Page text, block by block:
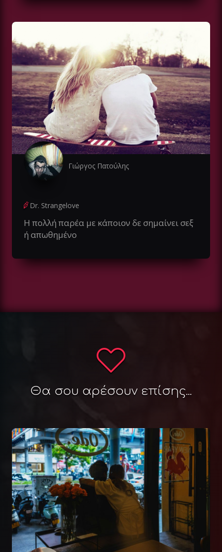
Γιώργος Πατούλης
Dr. Strangelove
Η πολλή παρέα με κάποιον δε σημαίνει σεξ
ή απωθημένο
Θα σου αρέσουν επίσης...